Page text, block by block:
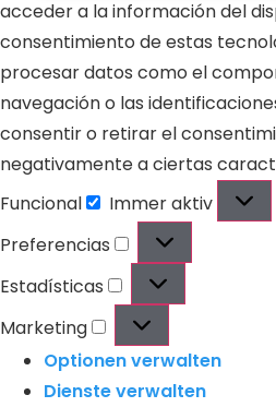
acceder a la información del
consentimiento de estas
procesar datos como el
navegación o las
consentir o retirar el
negativamente a ciertas
Funcional
Immer aktiv
Preferencias
Estadísticas
Marketing
Optionen verwalten
Dienste verwalten